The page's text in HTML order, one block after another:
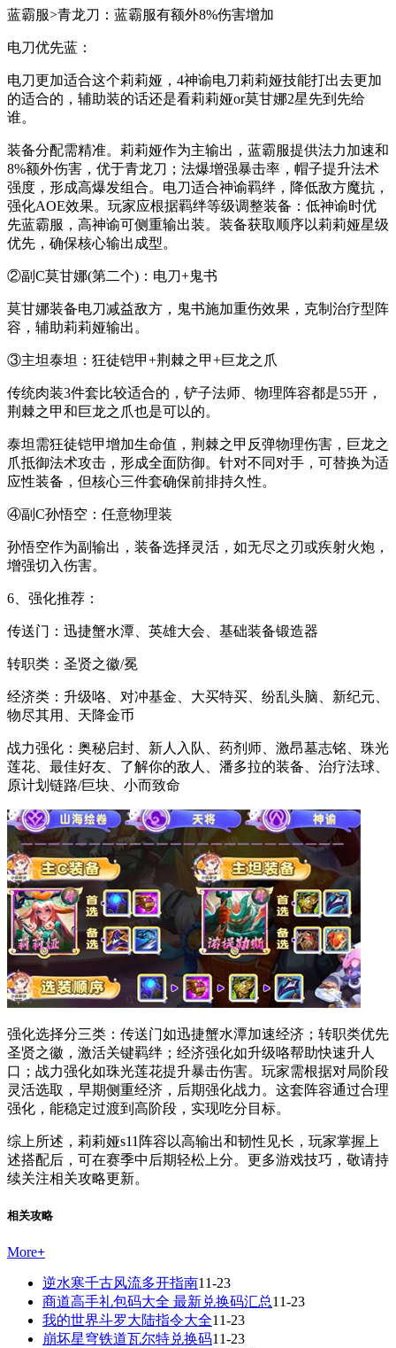
蓝霸服>青龙刀：蓝霸服有额外8%伤害增加
电刀优先蓝：
电刀更加适合这个莉莉娅，4神谕电刀莉莉娅技能打出去更加
的适合的，辅助装的话还是看莉莉娅or莫甘娜2星先到先给
谁。
装备分配需精准。莉莉娅作为主输出，蓝霸服提供法力加速和
8%额外伤害，优于青龙刀；法爆增强暴击率，帽子提升法术
强度，形成高爆发组合。电刀适合神谕羁绊，降低敌方魔抗，
强化AOE效果。玩家应根据羁绊等级调整装备：低神谕时优
先蓝霸服，高神谕可侧重输出装。装备获取顺序以莉莉娅星级
优先，确保核心输出成型。
②副C莫甘娜(第二个)：电刀+鬼书
莫甘娜装备电刀减益敌方，鬼书施加重伤效果，克制治疗型阵
容，辅助莉莉娅输出。
③主坦泰坦：狂徒铠甲+荆棘之甲+巨龙之爪
传统肉装3件套比较适合的，铲子法师、物理阵容都是55开，
荆棘之甲和巨龙之爪也是可以的。
泰坦需狂徒铠甲增加生命值，荆棘之甲反弹物理伤害，巨龙之
爪抵御法术攻击，形成全面防御。针对不同对手，可替换为适
应性装备，但核心三件套确保前排持久性。
④副C孙悟空：任意物理装
孙悟空作为副输出，装备选择灵活，如无尽之刃或疾射火炮，
增强切入伤害。
6、强化推荐：
传送门：迅捷蟹水潭、英雄大会、基础装备锻造器
转职类：圣贤之徽/冕
经济类：升级咯、对冲基金、大买特买、纷乱头脑、新纪元、
物尽其用、天降金币
战力强化：奥秘启封、新人入队、药剂师、激昂墓志铭、珠光
莲花、最佳好友、了解你的敌人、潘多拉的装备、治疗法球、
原计划链路/巨块、小而致命
强化选择分三类：传送门如迅捷蟹水潭加速经济；转职类优先
圣贤之徽，激活关键羁绊；经济强化如升级咯帮助快速升人
口；战力强化如珠光莲花提升暴击伤害。玩家需根据对局阶段
灵活选取，早期侧重经济，后期强化战力。这套阵容通过合理
强化，能稳定过渡到高阶段，实现吃分目标。
综上所述，莉莉娅s11阵容以高输出和韧性见长，玩家掌握上
述搭配后，可在赛季中后期轻松上分。更多游戏技巧，敬请持
续关注相关攻略更新。
相关攻略
More+
逆水寒千古风流多开指南11-23
商道高手礼包码大全 最新兑换码汇总11-23
我的世界斗罗大陆指令大全11-23
崩坏星穹铁道瓦尔特兑换码11-23